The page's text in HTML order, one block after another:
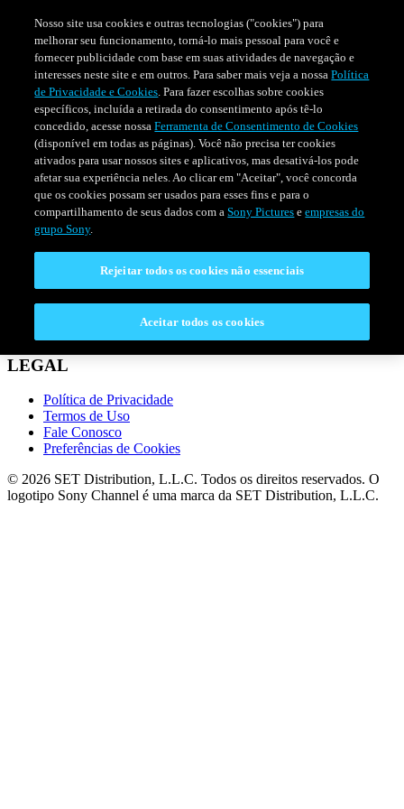
SÉRIESPROGRAMAÇÃO
CONECTAR
Perguntas Frequentes
LEGAL
Política de Privacidade
Termos de Uso
Fale Conosco
Preferências de Cookies
© 2026 SET Distribution, L.L.C. Todos os direitos reservados. O
logotipo Sony Channel é uma marca da SET Distribution, L.L.C.
Nosso site usa cookies e outras tecnologias ("cookies") para
melhorar seu funcionamento, torná-lo mais pessoal para você e
fornecer publicidade com base em suas atividades de navegação e
interesses neste site e em outros. Para saber mais veja a nossaPolítica
de Privacidade e Cookies. Para fazer escolhas sobre cookies
específicos, incluída a retirada do consentimento após tê-lo
concedido, acesse nossaFerramenta de Consentimento de Cookies
(disponível em todas as páginas). Você não precisa ter cookies
ativados para usar nossos sites e aplicativos, mas desativá-los pode
afetar sua experiência neles. Ao clicar em "Aceitar", você concorda
que os cookies possam ser usados para esses fins e para o
compartilhamento de seus dados com aSony Pictures eempresas do
grupo Sony.
Rejeitar todos os cookies não essenciais
Aceitar todos os cookies